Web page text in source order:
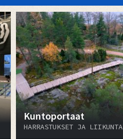
Kuntoportaat
HARRASTUKSET JA LIIKUNTA